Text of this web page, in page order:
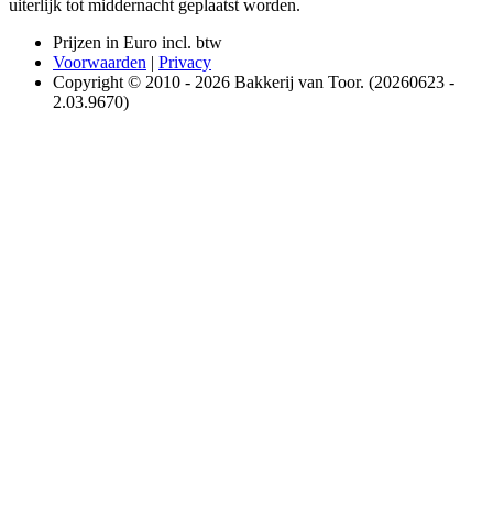
uiterlijk tot middernacht geplaatst worden.
Prijzen in Euro incl. btw
Voorwaarden | Privacy
Copyright © 2010 - 2026 Bakkerij van Toor. (20260623 -
2.03.9670)